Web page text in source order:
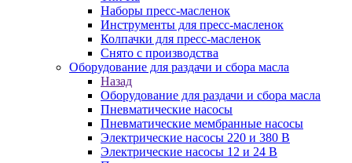
Наборы пресс-масленок
Инструменты для пресс-масленок
Колпачки для пресс-масленок
Снято с производства
Оборудование для раздачи и сбора масла
Назад
Оборудование для раздачи и сбора масла
Пневматические насосы
Пневматические мембранные насосы
Электрические насосы 220 и 380 В
Электрические насосы 12 и 24 В